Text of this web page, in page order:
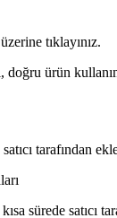
tıklayınız.
doğru ürün
tarafından
sürede satıcı